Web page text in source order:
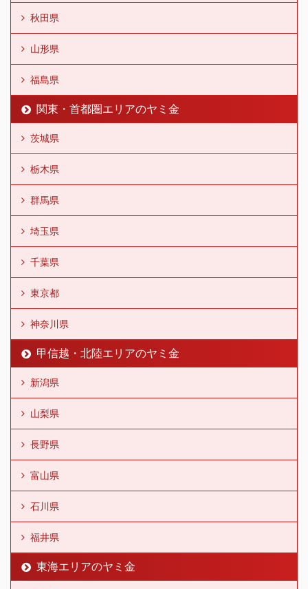
秋田県
山形県
福島県
関東・首都圏エリアのヤミ金
茨城県
栃木県
群馬県
埼玉県
千葉県
東京都
神奈川県
甲信越・北陸エリアのヤミ金
新潟県
山梨県
長野県
富山県
石川県
福井県
東海エリアのヤミ金